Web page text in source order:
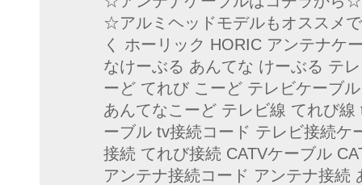
☆アルミヘッドモデルもオススメ
く ホーリック HORIC アンテナケ
なけーぶる あんてな けーぶる テ
ーど てれび こーど テレビケーブ
あんてなこーど テレビ線 てれび
ーブル tv接続コード テレビ接続ケ
接続 てれび接続 CATVケーブル
アンテナ接続コード アンテナ接